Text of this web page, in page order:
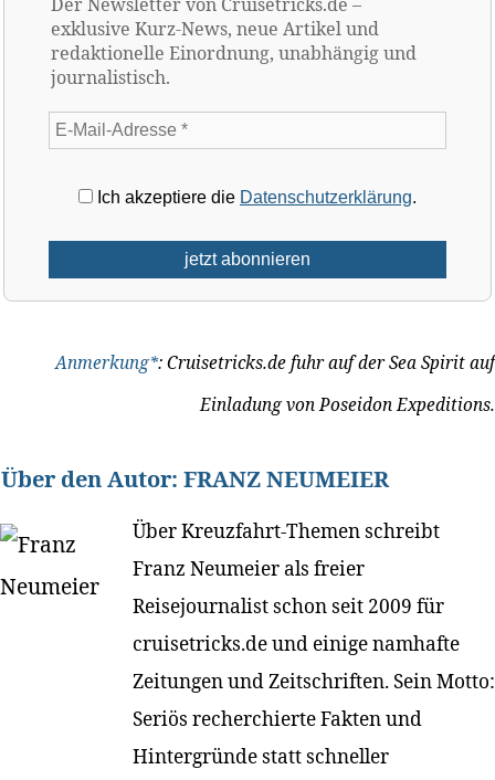
exklusive Kurz-News, neue Artikel und
redaktionelle Einordnung, unabhängig und
journalistisch.
Ich akzeptiere die Datenschutzerklärung.
Anmerkung*: Cruisetricks.de fuhr auf der Sea Spirit auf
Einladung von Poseidon Expeditions.
Über den Autor: FRANZ NEUMEIER
Über Kreuzfahrt-Themen schreibt
Franz Neumeier als freier
Reisejournalist schon seit 2009 für
cruisetricks.de und einige namhafte
Zeitungen und Zeitschriften. Sein Motto:
Seriös recherchierte Fakten und
Hintergründe statt schneller